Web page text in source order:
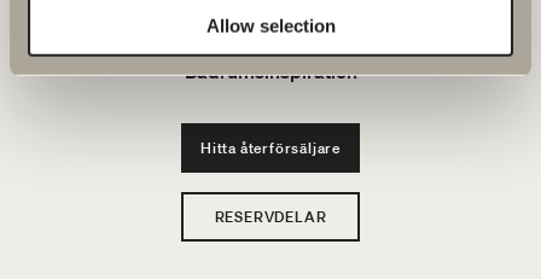
Allow selection
Hållbarhet
Badrumsinspiration
Hitta återförsäljare
RESERVDELAR